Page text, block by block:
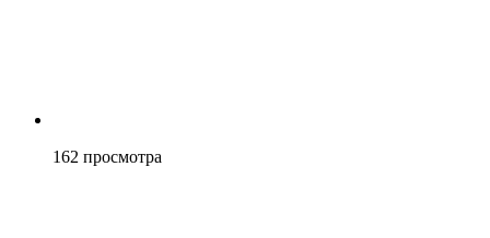
162 просмотра